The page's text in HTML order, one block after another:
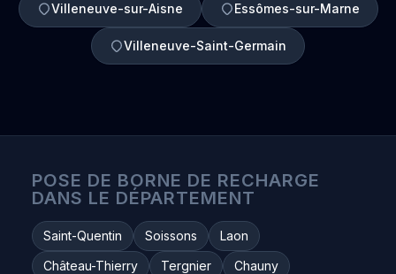
Villeneuve-sur-Aisne Essômes-sur-Marne
Villeneuve-Saint-Germain
POSE DE BORNE DE RECHARGE
DANS LE DÉPARTEMENT
Saint-Quentin Soissons
Laon
Château-Thierry
Tergnier
Chauny